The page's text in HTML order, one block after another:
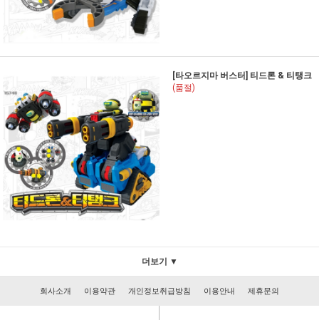
[타오르지마 버스터] 티드론 & 티탱크
(품절)
더보기 ▼
회사소개 이용약관 개인정보취급방침 이용안내 제휴문의